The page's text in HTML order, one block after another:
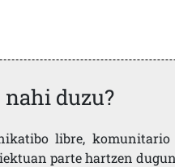
nahi duzu?
libre,
parte hartzen